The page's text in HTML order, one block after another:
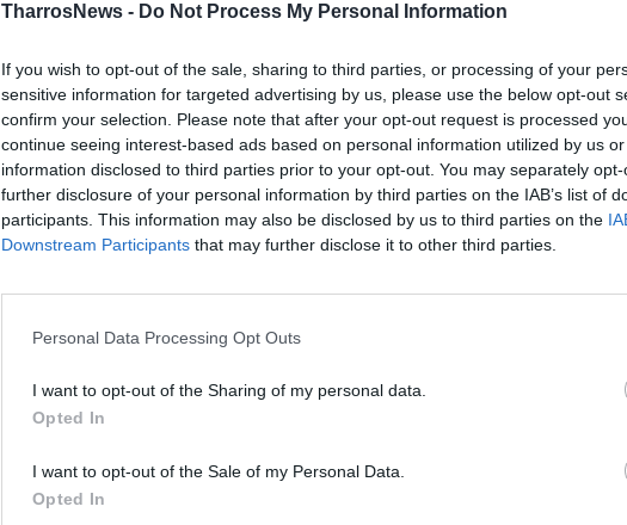
TharrosNews - Do Not Process My Personal Information
If you wish to opt-out of the sale, sharing to third parties, or processing of your
sensitive information for targeted advertising by us, please use the below opt-out
confirm your selection. Please note that after your opt-out request is processed
continue seeing interest-based ads based on personal information utilized by us
information disclosed to third parties prior to your opt-out. You may separately
further disclosure of your personal information by third parties on the IAB’s list of
participants. This information may also be disclosed by us to third parties on the
Downstream Participants that may further disclose it to other third parties.
Personal Data Processing Opt Outs
I want to opt-out of the Sharing of my personal data.
Opted In
I want to opt-out of the Sale of my Personal Data.
Opted In
όργανο του κόμματος Τσίπρα
14/07/2026 14:57
Ο Ανδρέας Καραμπίνης, ο γιατρός, είναι το
πιο γνωστό όνομα, με καταγωγή από τη
Μεσσηνία, μεταξύ των 400+1...
Τατούληδες…
Ο ένας λέει ότι η Εύη Τατούλη, κόρη του
υποψήφια με τον Αντώνη...